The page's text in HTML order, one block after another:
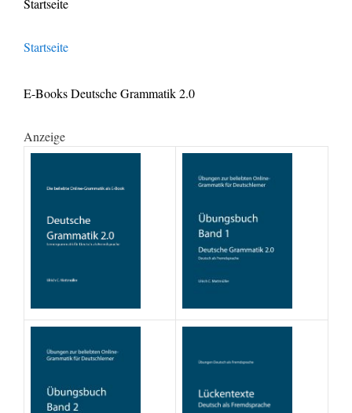
Startseite
Startseite
E-Books Deutsche Grammatik 2.0
Anzeige